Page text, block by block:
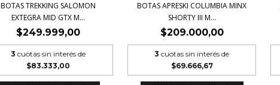
BOTAS TREKKING SALOMON
EXTEGRA MID GTX M...
$249.999,00
3 cuotas sin interés de
$83.333,00
BOTAS APRESKI COLUMBIA MINX
SHORTY III M...
$209.000,00
3 cuotas sin interés de
$69.666,67